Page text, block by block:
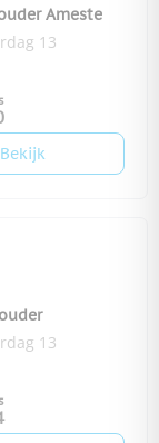
Ameste
13
Bekijk
13